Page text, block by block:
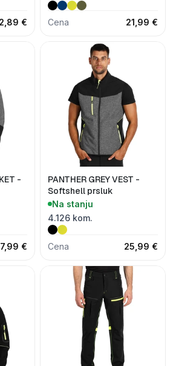
2,89 € Cena 21,99 €
-
€
PANTHER GREY VEST -
Softshell prsluk
Na stanju
4.126 kom.
Cena 25,99 €